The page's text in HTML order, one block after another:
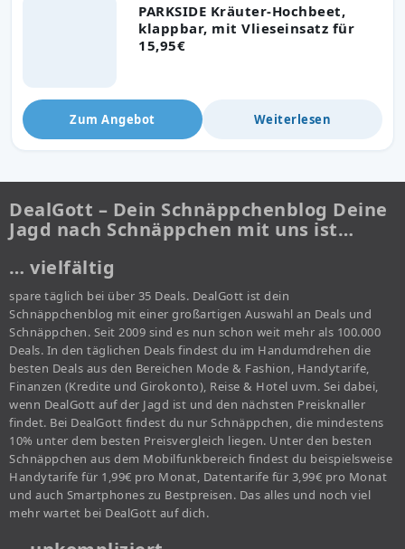
PARKSIDE Kräuter-Hochbeet,
klappbar, mit Vlieseinsatz für
15,95€
Zum Angebot Weiterlesen
DealGott – Dein Schnäppchenblog Deine
Jagd nach Schnäppchen mit uns ist…
… vielfältig
spare täglich bei über 35 Deals. DealGott ist dein
Schnäppchenblog mit einer großartigen Auswahl an Deals und
Schnäppchen. Seit 2009 sind es nun schon weit mehr als 100.000
Deals. In den täglichen Deals findest du im Handumdrehen die
besten Deals aus den Bereichen Mode & Fashion, Handytarife,
Finanzen (Kredite und Girokonto), Reise & Hotel uvm. Sei dabei,
wenn DealGott auf der Jagd ist und den nächsten Preisknaller
findet. Bei DealGott findest du nur Schnäppchen, die mindestens
10% unter dem besten Preisvergleich liegen. Unter den besten
Schnäppchen aus dem Mobilfunkbereich findest du beispielsweise
Handytarife für 1,99€ pro Monat, Datentarife für 3,99€ pro Monat
und auch Smartphones zu Bestpreisen. Das alles und noch viel
mehr wartet bei DealGott auf dich.